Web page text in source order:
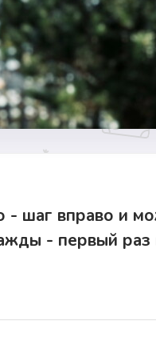
- шаг вправо и
- первый раз